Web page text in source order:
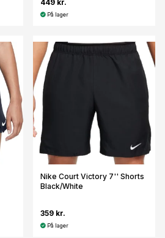
449 kr.
På lager
Nike Court Victory 7'' Shorts
Black/White
359 kr.
På lager